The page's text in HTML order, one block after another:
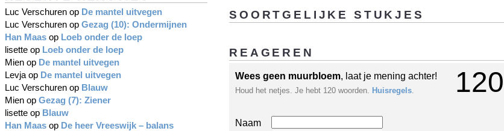
SOORTGELIJKE STUKJES
REAGEREN
120
Wees geen muurbloem, laat je mening achter!
Houd het netjes. Je hebt 120 woorden. Huisregels.
Naam
Luc Verschuren op De mantel uitvegen
Luc Verschuren op Gezag (10): Ondermijnen
Han Maas op Loeb onder de loep
lisette op Loeb onder de loep
Mien op De mantel uitvegen
Levja op De mantel uitvegen
Luc Verschuren op Blauw
Mien op Gezag (7): Ziener
lisette op Blauw
Han Maas op De heer Vreeswijk – balans